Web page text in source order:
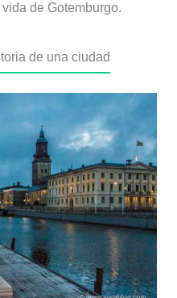
de Gotemburgo.
de una ciudad